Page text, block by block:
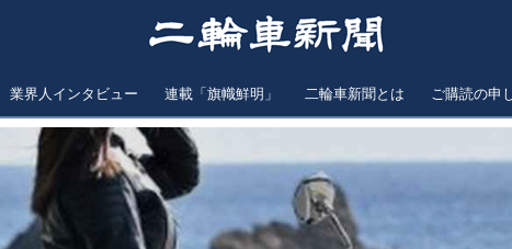
業界人インタビュー 連載「旗幟鮮明」 二輪車新聞とは ご購読の申